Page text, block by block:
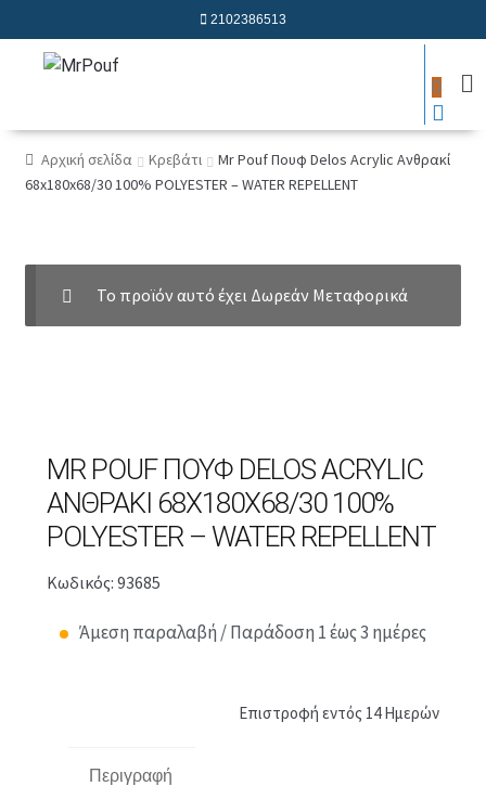
2102386513
0
Αρχική σελίδα Κρεβάτι
Mr Pouf Πουφ Delos Acrylic Ανθρακί
68x180x68/30 100% POLYESTER – WATER REPELLENT
Το προϊόν αυτό έχει Δωρεάν Μεταφορικά
MR POUF ΠΟΥΦ DELOS ACRYLIC
ΑΝΘΡΑΚΊ 68X180X68/30 100%
POLYESTER – WATER REPELLENT
Κωδικός: 93685
Άμεση παραλαβή / Παράδοση 1 έως 3 ημέρες
Επιστροφή εντός 14 Ημερών
Περιγραφή